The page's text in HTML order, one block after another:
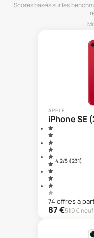
Scores basés sur les
APPLE
iPhone SE
4.2/5 (231)
74 offresà
87€519€ neuf